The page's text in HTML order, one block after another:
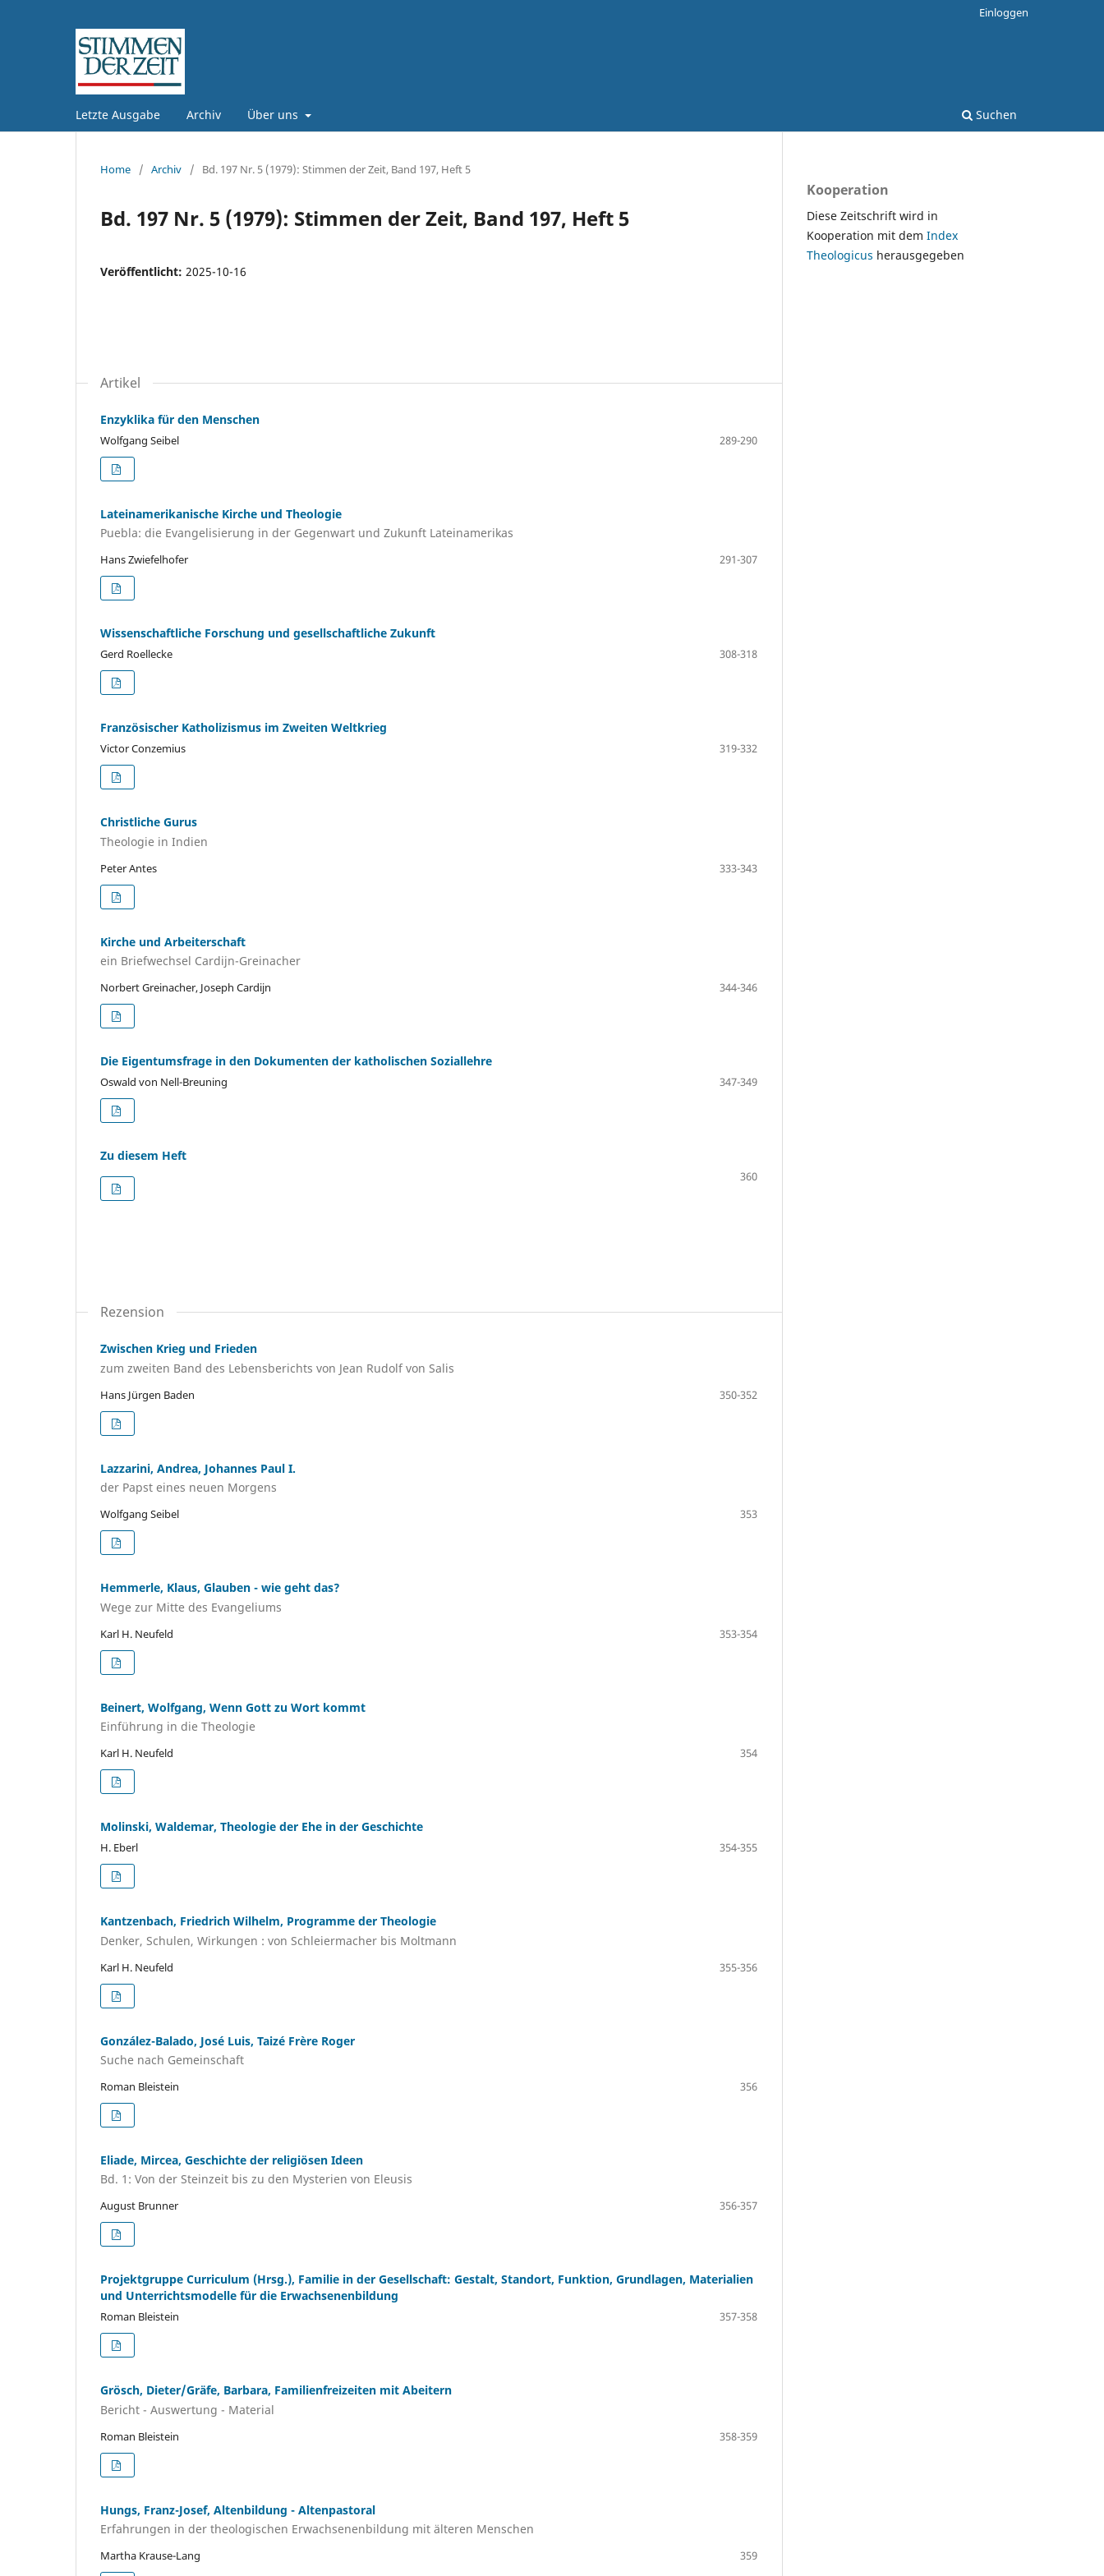
Letzte Ausgabe Archiv Über uns Suchen
Einloggen
Home / Archiv / Bd. 197 Nr. 5 (1979): Stimmen der Zeit, Band 197, Heft 5
Bd. 197 Nr. 5 (1979): Stimmen der Zeit, Band 197, Heft 5
Veröffentlicht: 2025-10-16
Artikel
Enzyklika für den Menschen
Wolfgang Seibel 289-290
Lateinamerikanische Kirche und Theologie
Puebla: die Evangelisierung in der Gegenwart und Zukunft Lateinamerikas
Hans Zwiefelhofer 291-307
Wissenschaftliche Forschung und gesellschaftliche Zukunft
Gerd Roellecke 308-318
Französischer Katholizismus im Zweiten Weltkrieg
Victor Conzemius 319-332
Christliche Gurus
Theologie in Indien
Peter Antes 333-343
Kirche und Arbeiterschaft
ein Briefwechsel Cardijn-Greinacher
Norbert Greinacher, Joseph Cardijn 344-346
Die Eigentumsfrage in den Dokumenten der katholischen Soziallehre
Oswald von Nell-Breuning 347-349
Zu diesem Heft
360
Rezension
Zwischen Krieg und Frieden
zum zweiten Band des Lebensberichts von Jean Rudolf von Salis
Hans Jürgen Baden 350-352
Lazzarini, Andrea, Johannes Paul I.
der Papst eines neuen Morgens
Wolfgang Seibel 353
Hemmerle, Klaus, Glauben - wie geht das?
Wege zur Mitte des Evangeliums
Karl H. Neufeld 353-354
Beinert, Wolfgang, Wenn Gott zu Wort kommt
Einführung in die Theologie
Karl H. Neufeld 354
Molinski, Waldemar, Theologie der Ehe in der Geschichte
H. Eberl 354-355
Kantzenbach, Friedrich Wilhelm, Programme der Theologie
Denker, Schulen, Wirkungen : von Schleiermacher bis Moltmann
Karl H. Neufeld 355-356
González-Balado, José Luis, Taizé Frère Roger
Suche nach Gemeinschaft
Roman Bleistein 356
Eliade, Mircea, Geschichte der religiösen Ideen
Bd. 1: Von der Steinzeit bis zu den Mysterien von Eleusis
August Brunner 356-357
Projektgruppe Curriculum (Hrsg.), Familie in der Gesellschaft: Gestalt, Standort, Funktion, Grundlagen, Materialien
und Unterrichtsmodelle für die Erwachsenenbildung
Roman Bleistein 357-358
Grösch, Dieter/Gräfe, Barbara, Familienfreizeiten mit Abeitern
Bericht - Auswertung - Material
Roman Bleistein 358-359
Hungs, Franz-Josef, Altenbildung - Altenpastoral
Erfahrungen in der theologischen Erwachsenenbildung mit älteren Menschen
Martha Krause-Lang 359
Kooperation
Diese Zeitschrift wird in
Kooperation mit dem Index
Theologicus herausgegeben